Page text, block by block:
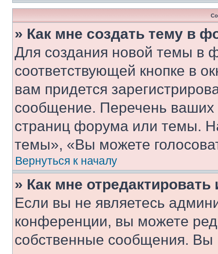
» Как мне создать тему в
Для создания новой темы в
соответствующей кнопке в
вам придется
сообщение. Перечень ваших
страниц форума или темы.
темы», «Вы можете
Вернуться к началу
» Как мне
Если вы не являетесь
конференции, вы можете
собственные сообщения. Вы